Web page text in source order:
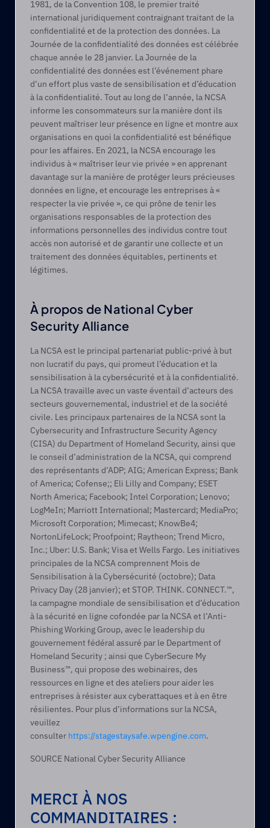
1981, de la Convention 108, le premier traité
international juridiquement contraignant traitant de la
confidentialité et de la protection des données. La
Journée de la confidentialité des données est célébrée
chaque année le 28 janvier. La Journée de la
confidentialité des données est l’événement phare
d’un effort plus vaste de sensibilisation et d’éducation
à la confidentialité. Tout au long de l’année, la NCSA
informe les consommateurs sur la manière dont ils
peuvent maîtriser leur présence en ligne et montre aux
organisations en quoi la confidentialité est bénéfique
pour les affaires. En 2021, la NCSA encourage les
individus à « maîtriser leur vie privée » en apprenant
davantage sur la manière de protéger leurs précieuses
données en ligne, et encourage les entreprises à «
respecter la vie privée », ce qui prône de tenir les
organisations responsables de la protection des
informations personnelles des individus contre tout
accès non autorisé et de garantir une collecte et un
traitement des données équitables, pertinents et
légitimes.
À propos de National Cyber
Security Alliance
La NCSA est le principal partenariat public-privé à but
non lucratif du pays, qui promeut l’éducation et la
sensibilisation à la cybersécurité et à la confidentialité.
La NCSA travaille avec un vaste éventail d’acteurs des
secteurs gouvernemental, industriel et de la société
civile. Les principaux partenaires de la NCSA sont la
Cybersecurity and Infrastructure Security Agency
(CISA) du Department of Homeland Security, ainsi que
le conseil d’administration de la NCSA, qui comprend
des représentants d’ADP; AIG; American Express; Bank
of America; Cofense;; Eli Lilly and Company; ESET
North America; Facebook; Intel Corporation; Lenovo;
LogMeIn; Marriott International; Mastercard; MediaPro;
Microsoft Corporation; Mimecast; KnowBe4;
NortonLifeLock; Proofpoint; Raytheon; Trend Micro,
Inc.; Uber: U.S. Bank; Visa et Wells Fargo. Les initiatives
principales de la NCSA comprennent Mois de
Sensibilisation à la Cybersécurité (octobre); Data
Privacy Day (28 janvier); et STOP. THINK. CONNECT.™,
la campagne mondiale de sensibilisation et d’éducation
à la sécurité en ligne cofondée par la NCSA et l’Anti-
Phishing Working Group, avec le leadership du
gouvernement fédéral assuré par le Department of
Homeland Security ; ainsi que CyberSecure My
Business™, qui propose des webinaires, des
ressources en ligne et des ateliers pour aider les
entreprises à résister aux cyberattaques et à en être
résilientes. Pour plus d’informations sur la NCSA,
veuillez
consulter https://stagestaysafe.wpengine.com.
SOURCE National Cyber Security Alliance
MERCI À NOS
COMMANDITAIRES :